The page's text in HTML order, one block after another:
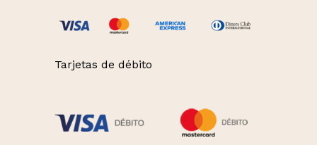
Tarjetas de débito